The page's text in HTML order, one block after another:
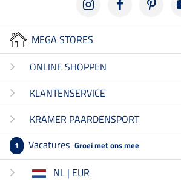
MEGA STORES
ONLINE SHOPPEN
KLANTENSERVICE
KRAMER PAARDENSPORT
1 Vacatures Groei met ons mee
NL | EUR